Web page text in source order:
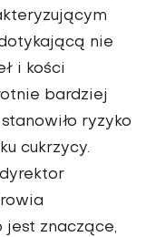
nie
i kości
bardziej
ryzyko
cukrzycy.
jest znaczące,